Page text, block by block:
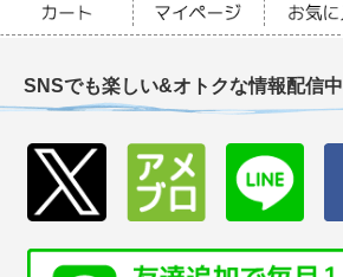
SNSでも楽しい&オトクな情報配信中